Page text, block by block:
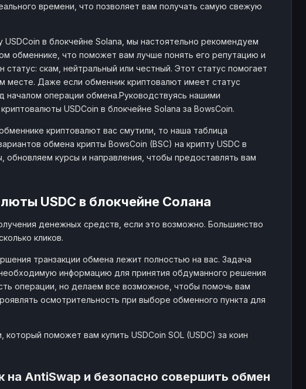
времени, что позволяет вам получать самую свежую
в блокчейне Solana, мы настоятельно рекомендуем
обменнике, что поможет вам лучше понять его репутацию и
скам, нейтральный или честный. Этот статус помогает
месте. Даже если обменник криптовалют имеет статус
операции обмена.Руководствуясь нашими
USDCoin в блокчейне Solana за BowsCoin.
криптовалют вас смутили, то наша таблица
обмена крипты BowsCoin (BSC) на крипту USDC в
курсы и направления, чтобы предоставлять вам
USDC в блокчейне Солана
денежных средств, если это возможно. Большинство
кликов.
транзакции обмена лежит полностью на вас. Задача
информацию для принятия обдуманного решения
операции, но делаем все возможное, чтобы помочь вам
осмотрительность при выборе обменного пункта для
поможет вам купить USDCoin SOL (USDC) за коин
AntiSwap и безопасно совершить обмен